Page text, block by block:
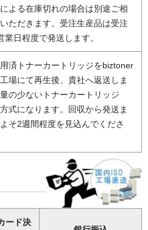
よる在庫切れの場合は別途ご相
ただきます。受注生産品は受注
業日程度で発送します。
済トナーカートリッジをbiztoner
場にて再生後、貴社へ返送しま
の少ないトナーカートリッジ
式になります。回収から発送ま
そ2週間程度を見込んでくださ
ード決